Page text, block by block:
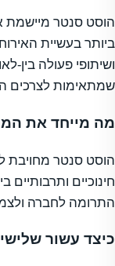
הוסט סנטר מיישמת
ביותר בעשיית
ושיתופי פעולה בין-
שמתאימות לצרכים
מה מייחד את
הוסט סנטר מחויבת
חינוכיים
התרומה לחברה
כיצד עשור